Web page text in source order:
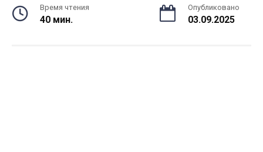
Время чтения
40 мин.
Опубликовано
03.09.2025